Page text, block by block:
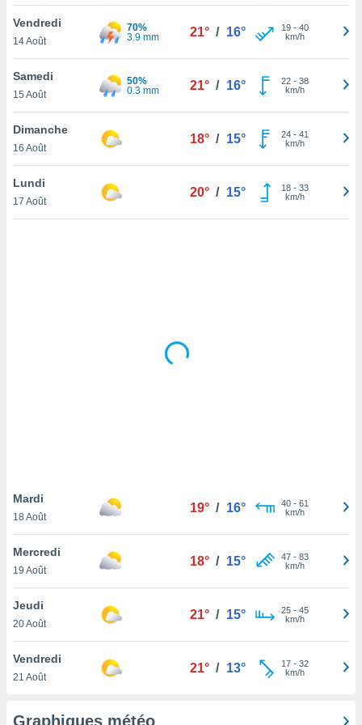
votre
à
en
le
notre
que
et que
Vendredi
14 Août
70%
3.9 mm
21° / 16° 19- 40
km/h
Samedi
15 Août
50%
0.3 mm
21° / 16° 22- 38
km/h
Dimanche
16 Août
18° / 15° 24- 41
km/h
Lundi
17 Août
20° / 15° 18- 33
km/h
Mardi
18 Août
19° / 16° 40- 61
km/h
Mercredi
19 Août
18° / 15° 47- 83
km/h
Jeudi
20 Août
21° / 15° 25- 45
km/h
Vendredi
21 Août
21° / 13° 17- 32
km/h
Graphiques météo